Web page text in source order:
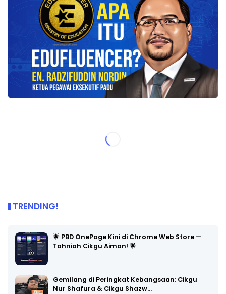
TRENDING!
🌟 PBD OnePage Kini di Chrome Web Store —
Tahniah Cikgu Aiman! 🌟
Gemilang di Peringkat Kebangsaan: Cikgu
Nur Shafura & Cikgu Shazw…